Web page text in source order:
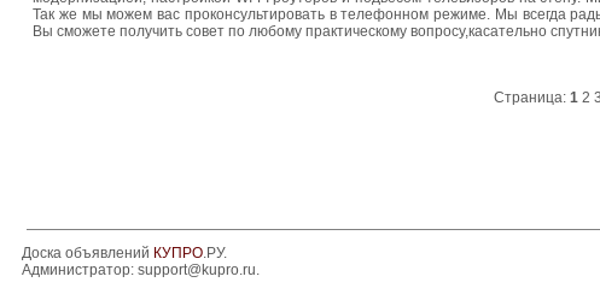
Так же мы можем вас проконсультировать в телефонном режиме. Мы всегда
Вы сможете получить совет по любому практическому вопросу,касательно
Страница: 1 2 3
Доска объявлений КУПРО.РУ.
Администратор: support@kupro.ru.